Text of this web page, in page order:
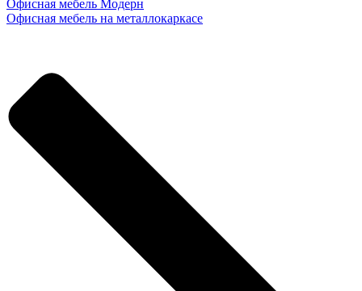
Офисная мебель Модерн
Офисная мебель на металлокаркасе